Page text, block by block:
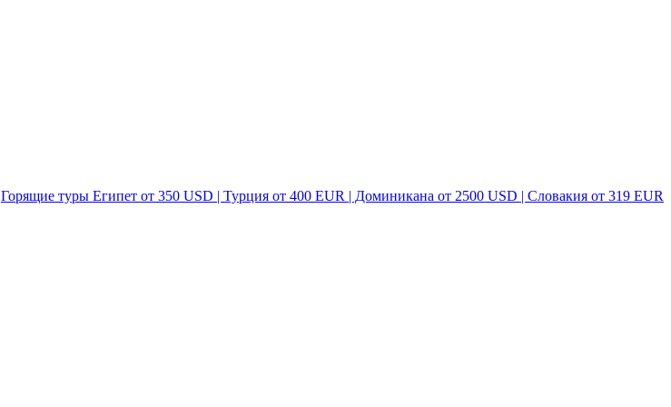
Горящие туры Египет от 350 USD | Турция от 400 EUR | Доминикана от 2500 USD | Словакия от 319 EUR